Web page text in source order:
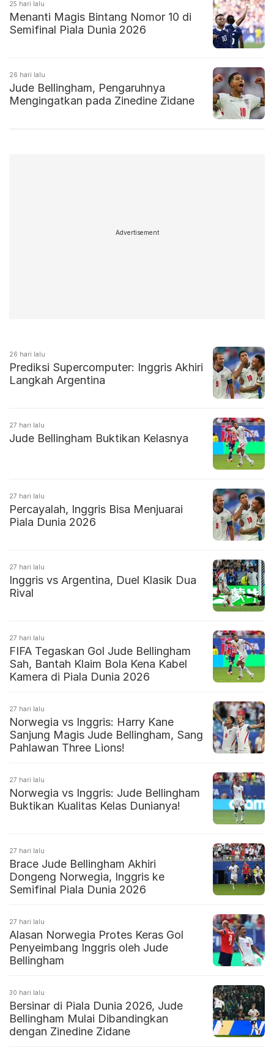
25 hari lalu
Menanti Magis Bintang Nomor 10 di
Semifinal Piala Dunia 2026
26 hari lalu
Jude Bellingham, Pengaruhnya
Mengingatkan pada Zinedine Zidane
Advertisement
26 hari lalu
Prediksi Supercomputer: Inggris Akhiri
Langkah Argentina
27 hari lalu
Jude Bellingham Buktikan Kelasnya
27 hari lalu
Percayalah, Inggris Bisa Menjuarai
Piala Dunia 2026
27 hari lalu
Inggris vs Argentina, Duel Klasik Dua
Rival
27 hari lalu
FIFA Tegaskan Gol Jude Bellingham
Sah, Bantah Klaim Bola Kena Kabel
Kamera di Piala Dunia 2026
27 hari lalu
Norwegia vs Inggris: Harry Kane
Sanjung Magis Jude Bellingham, Sang
Pahlawan Three Lions!
27 hari lalu
Norwegia vs Inggris: Jude Bellingham
Buktikan Kualitas Kelas Dunianya!
27 hari lalu
Brace Jude Bellingham Akhiri
Dongeng Norwegia, Inggris ke
Semifinal Piala Dunia 2026
27 hari lalu
Alasan Norwegia Protes Keras Gol
Penyeimbang Inggris oleh Jude
Bellingham
30 hari lalu
Bersinar di Piala Dunia 2026, Jude
Bellingham Mulai Dibandingkan
dengan Zinedine Zidane